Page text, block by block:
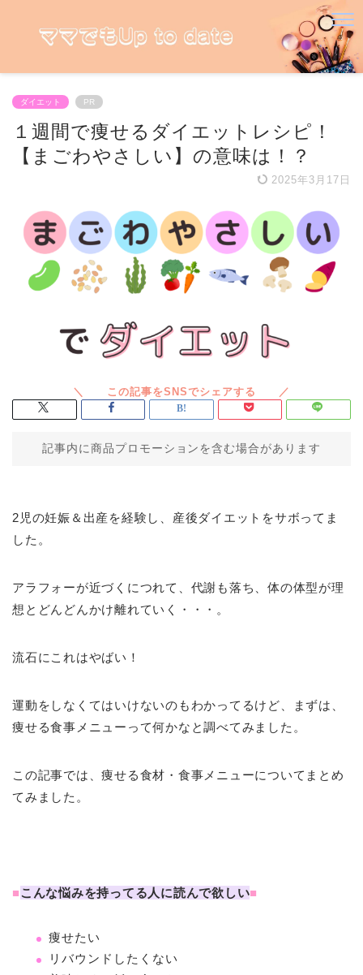
ダイエット PR
１週間で痩せるダイエットレシピ！
【まごわやさしい】の意味は！？
2025年3月17日
記事内に商品プロモーションを含む場合があります
2児の妊娠＆出産を経験し、産後ダイエットをサボってま
した。
アラフォーが近づくにつれて、代謝も落ち、体の体型が理
想とどんどんかけ離れていく・・・。
流石にこれはやばい！
運動をしなくてはいけないのもわかってるけど、まずは、
痩せる食事メニューって何かなと調べてみました。
この記事では、痩せる食材・食事メニューについてまとめ
てみました。
■こんな悩みを持ってる人に読んで欲しい■
痩せたい
リバウンドしたくない